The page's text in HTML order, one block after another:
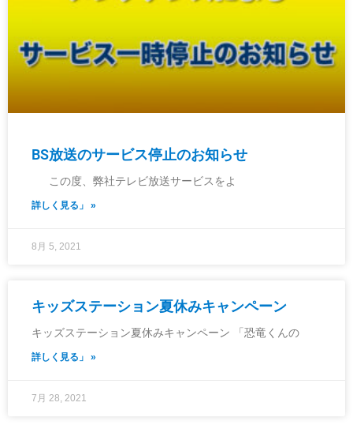
BS放送のサービス停止のお知らせ
この度、弊社テレビ放送サービスをよ
詳しく見る」 »
8月 5, 2021
キッズステーション夏休みキャンペーン
キッズステーション夏休みキャンペーン 「恐竜くんの
詳しく見る」 »
7月 28, 2021